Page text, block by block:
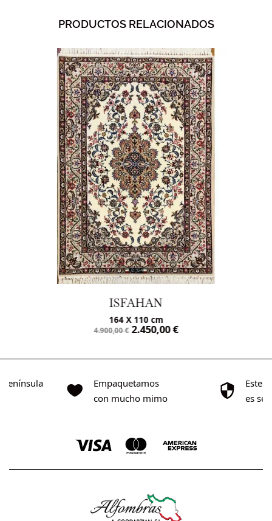
PRODUCTOS RELACIONADOS
ISFAHAN
164 X 110 cm
4.900,00€ 2.450,00€
Empaquetamos
con mucho mimo
Este
es